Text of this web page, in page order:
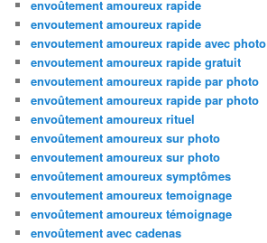
envoûtement amoureux rapide
envoutement amoureux rapide
envoutement amoureux rapide avec photo
envoutement amoureux rapide gratuit
envoutement amoureux rapide par photo
envoûtement amoureux rapide par photo
envoûtement amoureux rituel
envoûtement amoureux sur photo
envoutement amoureux sur photo
envoûtement amoureux symptômes
envoutement amoureux temoignage
envoûtement amoureux témoignage
envoûtement avec cadenas